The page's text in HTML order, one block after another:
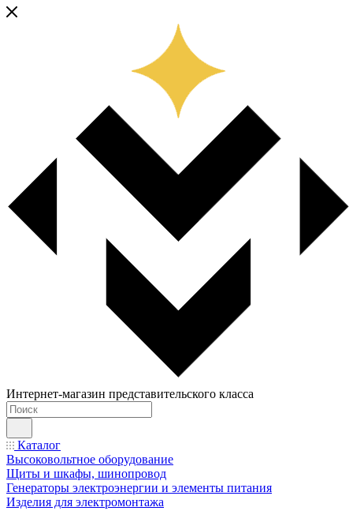
Интернет-магазин представительского класса
Каталог
Высоковольтное оборудование
Щиты и шкафы, шинопровод
Генераторы электроэнергии и элементы питания
Изделия для электромонтажа